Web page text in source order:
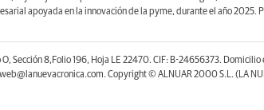
apoyada en la innovación de la pyme, durante el año 2025.
Sección 8,Folio 196, Hoja LE 22470. CIF: B-24656373.
Copyright © ALNUAR 2000 S.L. (LA